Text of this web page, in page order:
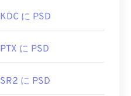
KDC に PSD
PTX に PSD
SR2 に PSD